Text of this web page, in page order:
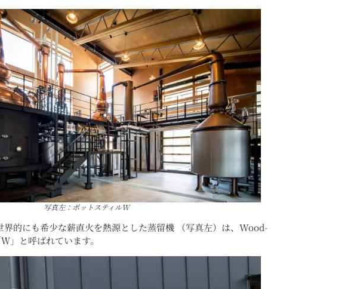
写真左：ポットスティルW
的にも希少な薪直火を熱源とした蒸留機 （写真左）は、Wood-
」と呼ばれています。